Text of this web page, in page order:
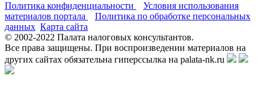
Политика конфиденциальности
Условия использования
материалов портала
Политика по обработке персональных
данных Карта сайта
© 2002-2022 Палата налоговых консультантов.
Все права защищены. При воспроизведении материалов на
других сайтах обязательна гиперссылка на palata-nk.ru